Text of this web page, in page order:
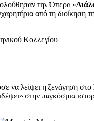
την Όπερα «
από τη
να λείψει η ξενάγηση στο
στην παγκόσμια